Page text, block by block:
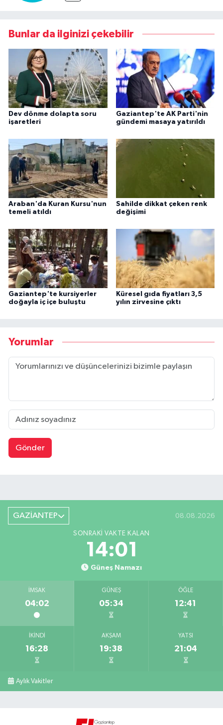
Bunlar da ilginizi çekebilir
Dev dönme dolapta soru
işaretleri
Gaziantep'te AK Parti'nin
gündemi masaya yatırıldı
Araban'da Kuran Kursu'nun
temeli atıldı
Sahilde dikkat çeken renk
değişimi
Gaziantep'te kursiyerler
doğayla iç içe buluştu
Küresel gıda fiyatları 3,5
yılın zirvesine çıktı
Yorumlar
Gönder
GAZİANTEP 08.08.2026
SONRAKI VAKTE KALAN
14:00
Güneş Namazı
İMSAK
04:02
GÜNEŞ
05:34
ÖĞLE
12:41
İKINDI
16:28
AKŞAM
19:38
YATSI
21:04
Aylık Vakitler